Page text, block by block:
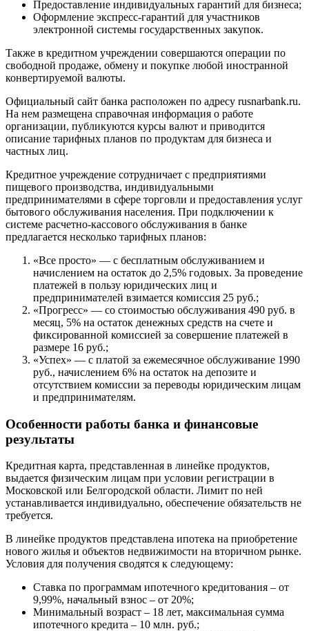
Предоставление индивидуальных гарантий для бизнеса;
Оформление экспресс-гарантий для участников
электронной системы государственных закупок.
Также в кредитном учреждении совершаются операции по
свободной продаже, обмену и покупке любой иностранной
конвертируемой валюты.
Официальный сайт банка расположен по адресу rusnarbank.ru.
На нем размещена справочная информация о работе
организации, публикуются курсы валют и приводится
описание тарифных планов по продуктам для бизнеса и
частных лиц.
Кредитное учреждение сотрудничает с предприятиями
пищевого производства, индивидуальными
предпринимателями в сфере торговли и предоставления услуг
бытового обслуживания населения. При подключении к
системе расчетно-кассового обслуживания в банке
предлагается несколько тарифных планов:
«Все просто» — с бесплатным обслуживанием и
начислением на остаток до 2,5% годовых. За проведение
платежей в пользу юридических лиц и
предпринимателей взимается комиссия 25 руб.;
«Прогресс» — со стоимостью обслуживания 490 руб. в
месяц, 5% на остаток денежных средств на счете и
фиксированной комиссией за совершение платежей в
размере 16 руб.;
«Успех» — с платой за ежемесячное обслуживание 1990
руб., начислением 6% на остаток на депозите и
отсутствием комиссии за переводы юридическим лицам
и предпринимателям.
Особенности работы банка и финансовые
результаты
Кредитная карта, представленная в линейке продуктов,
выдается физическим лицам при условии регистрации в
Московской или Белгородской области. Лимит по ней
устанавливается индивидуально, обеспечение обязательств не
требуется.
В линейке продуктов представлена ипотека на приобретение
нового жилья и объектов недвижимости на вторичном рынке.
Условия для получения сводятся к следующему:
Ставка по программам ипотечного кредитования – от
9,99%, начальный взнос – от 20%;
Минимальный возраст – 18 лет, максимальная сумма
ипотечного кредита – 10 млн. руб.;